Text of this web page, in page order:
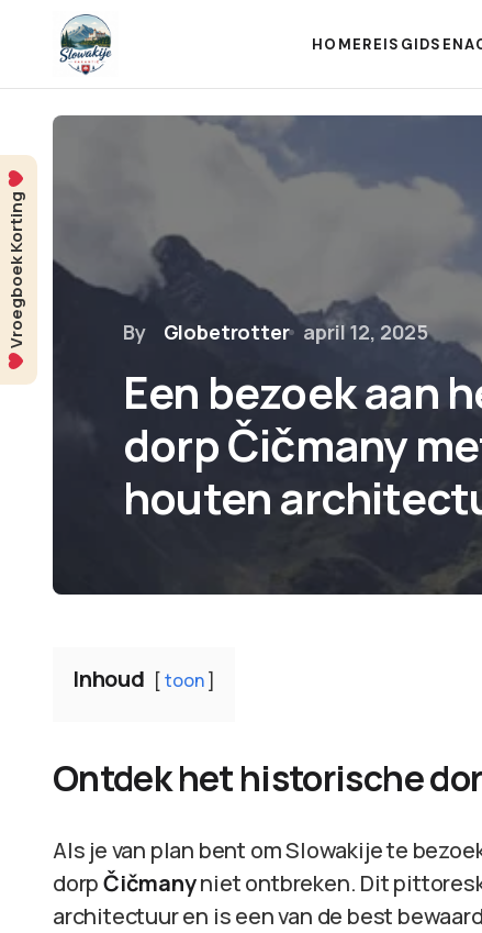
HOMEREISGIDSEN
By Globetrotter april 12, 2025
Een bezoek aan
dorp Čičmany
houten
Inhoud toon
Ontdek het historische
Als je van plan bent om Slowakije te
dorpČičmanyniet ontbreken. Dit
architectuur en is een van de best
Vroegboek Korting